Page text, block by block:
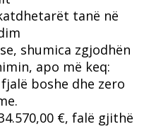
tanë në
shumica zgjodhën
apo më keq:
boshe dhe zero
€, falë gjithë